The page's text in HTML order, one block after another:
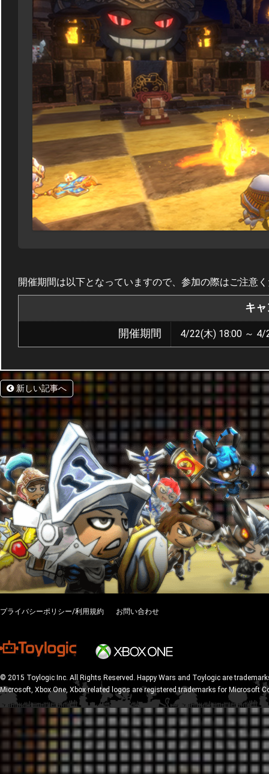
開催期間は以下となっていますので、参加の際はご注意
キ
開催期間 4/22(木) 18:00 ～ 4/
新しい記事へ
プライバシーポリシー/利用規約 お問い合わせ
© 2015 Toylogic Inc. All Rights Reserved. Happy Wars and Toylogic are
Microsoft, Xbox One, Xbox related logos are registered trademarks for Microsoft